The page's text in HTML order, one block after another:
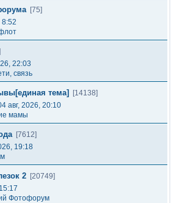
[75]
8:52
22:03
связь
тема]
[14138]
авг, 2026, 20:10
мамы
[7612]
19:18
2 [20749]
Фотофорум